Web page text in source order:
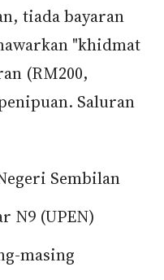
tiada bayaran
"khidmat
(RM200,
Saluran
Sembilan
N9 (UPEN)
masing